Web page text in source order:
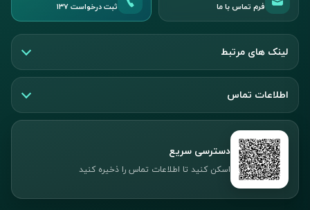
فرم تماس با ما ثبت درخواست ۱۳۷
لینک های مرتبط
اطلاعات تماس
دسترسی سریع
اسکن کنید تا اطلاعات تماس را ذخیره کنید